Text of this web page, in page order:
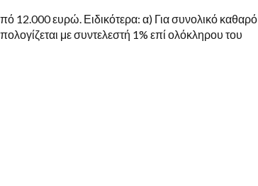
12.000 ευρώ. Ειδικότερα: α) Για συνολικό καθαρό
με συντελεστή 1% επί ολόκληρου του